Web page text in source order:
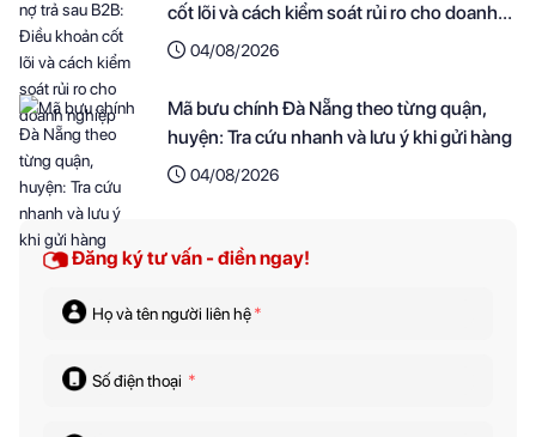
cốt lõi và cách kiểm soát rủi ro cho doanh
nghiệp
04/08/2026
Mã bưu chính Đà Nẵng theo từng quận,
huyện: Tra cứu nhanh và lưu ý khi gửi hàng
04/08/2026
Đăng ký tư vấn - điền ngay!
Họ và tên người liên hệ*
Số điện thoại *